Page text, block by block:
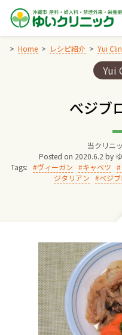
Skip
content
Home レシピ紹介 Yui
Yui
べジブ
当クリニ
Posted on 2020.6.2 by
Tags:
ヴィーガン キャベツ
ジタリアン
べジブ
院長か
お
親と子